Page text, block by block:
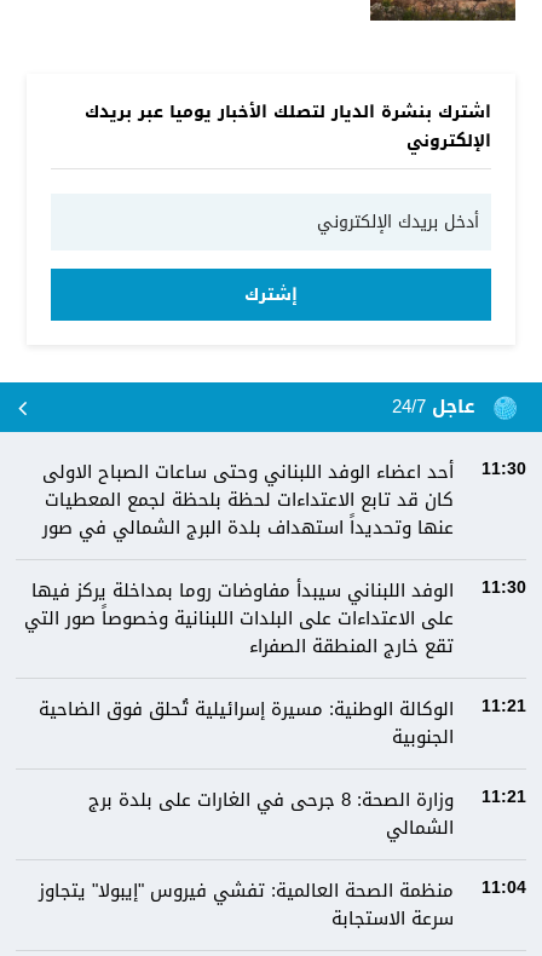
اشترك بنشرة الديار لتصلك الأخبار يوميا عبر بريدك
الإلكتروني
إشترك
عاجل 24/7
11:30
أحد اعضاء الوفد اللبناني وحتى ساعات الصباح الاولى
كان قد تابع الاعتداءات لحظة بلحظة لجمع المعطيات
عنها وتحديداً استهداف بلدة البرج الشمالي في صور
11:30
الوفد اللبناني سيبدأ مفاوضات روما بمداخلة يركز فيها
على الاعتداءات على البلدات اللبنانية وخصوصاً صور التي
تقع خارج المنطقة الصفراء
11:21
الوكالة الوطنية: مسيرة إسرائيلية تُحلق فوق الضاحية
الجنوبية
11:21
وزارة الصحة: 8 جرحى في الغارات على بلدة برج
الشمالي
11:04
منظمة الصحة العالمية: تفشي فيروس "إيبولا" يتجاوز
سرعة الاستجابة